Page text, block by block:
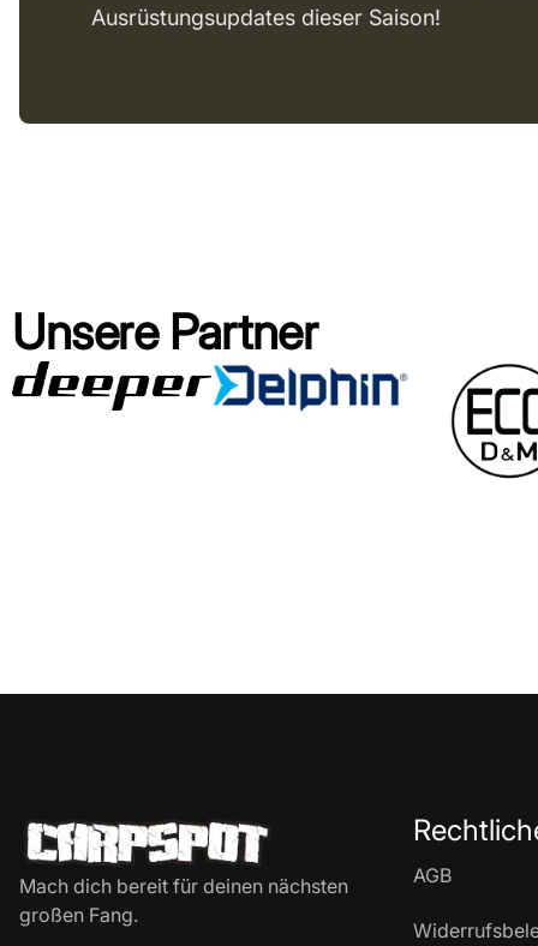
Ausrüstungsupdates dieser Saison!
Unsere Partner
Mach dich bereit für deinen nächsten
großen Fang.
AGB